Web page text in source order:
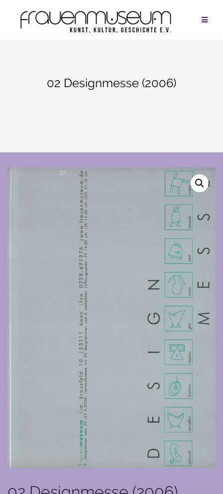
springen
02 Designmesse (2006)